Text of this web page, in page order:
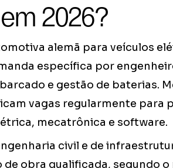
2026?
alemã para veículos
específica por
e gestão de baterias.
vagas regularmente para
mecatrônica e software.
civil e de
de obra qualificada, segundo